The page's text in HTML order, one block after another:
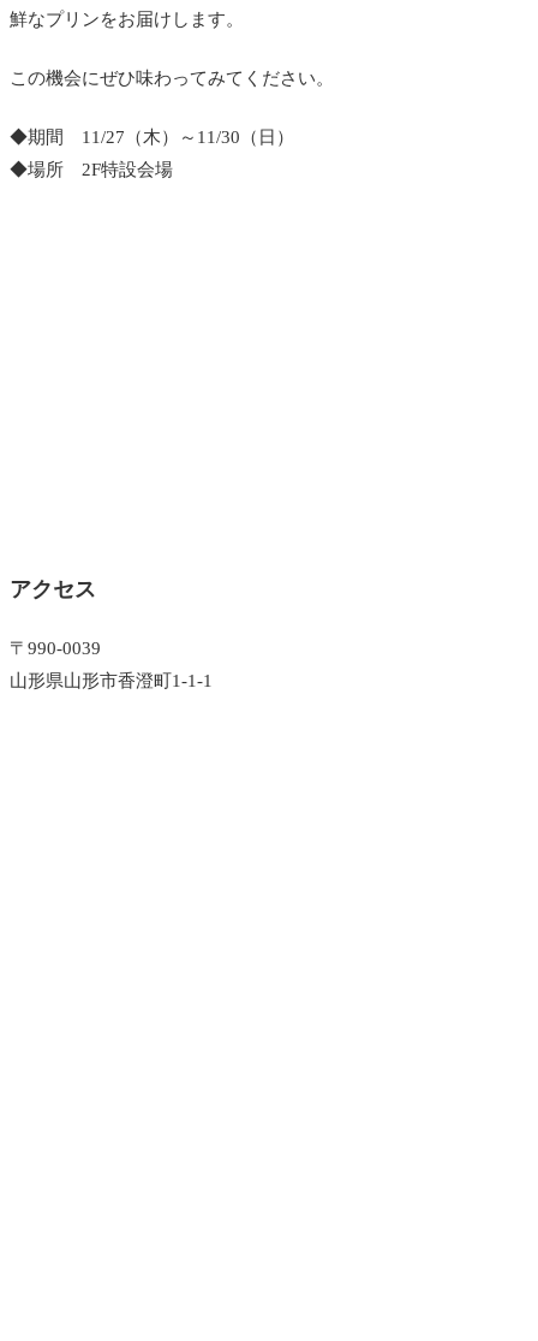
鮮なプリンをお届けします。
この機会にぜひ味わってみてください。
◆期間 11/27（木）～11/30（日）
◆場所 2F特設会場
アクセス
〒990-0039
山形県山形市香澄町1-1-1